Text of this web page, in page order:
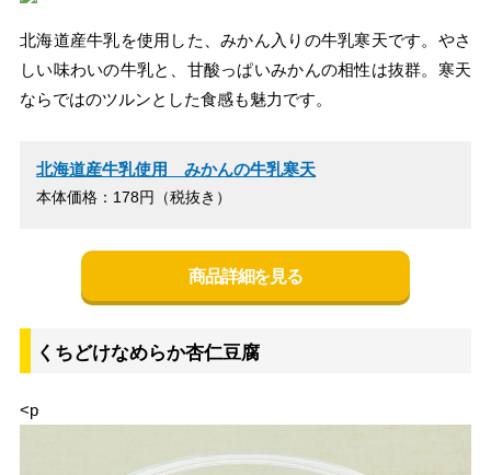
北海道産牛乳を使用した、みかん入りの牛乳寒天です。やさ
しい味わいの牛乳と、甘酸っぱいみかんの相性は抜群。寒天
ならではのツルンとした食感も魅力です。
北海道産牛乳使用 みかんの牛乳寒天
本体価格：178円（税抜き）
商品詳細を見る
くちどけなめらか杏仁豆腐
<p